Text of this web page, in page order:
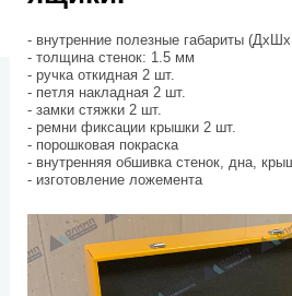
- внутренние полезные габариты
- толщина стенок: 1.5 мм
- ручка откидная 2 шт.
- петля накладная 2 шт.
- замки стяжки 2 шт.
- ремни фиксации крышки 2 шт.
- порошковая покраска
- внутренняя обшивка стенок, дна,
- изготовление ложемента